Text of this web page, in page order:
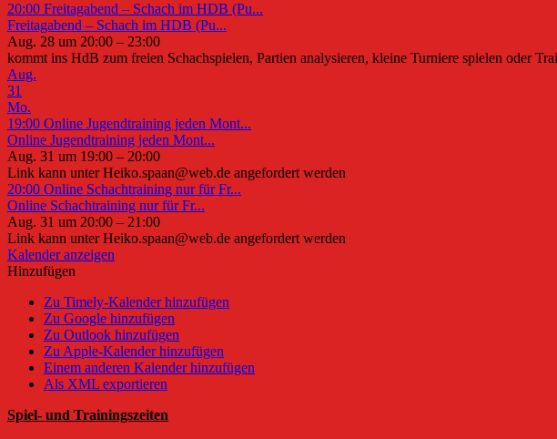
20:00 Freitagabend – Schach im HDB (Pu...
Freitagabend – Schach im HDB (Pu...
Aug. 28 um 20:00 – 23:00
kommt ins HdB zum freien Schachspielen, Partien analysieren, kleine Turniere spielen oder
Aug.
31
Mo.
19:00 Online Jugendtraining jeden Mont...
Online Jugendtraining jeden Mont...
Aug. 31 um 19:00 – 20:00
Link kann unter Heiko.spaan@web.de angefordert werden
20:00 Online Schachtraining nur für Fr...
Online Schachtraining nur für Fr...
Aug. 31 um 20:00 – 21:00
Link kann unter Heiko.spaan@web.de angefordert werden
Kalender anzeigen
Hinzufügen
Zu Timely-Kalender hinzufügen
Zu Google hinzufügen
Zu Outlook hinzufügen
Zu Apple-Kalender hinzufügen
Einem anderen Kalender hinzufügen
Als XML exportieren
Spiel- und Trainingszeiten